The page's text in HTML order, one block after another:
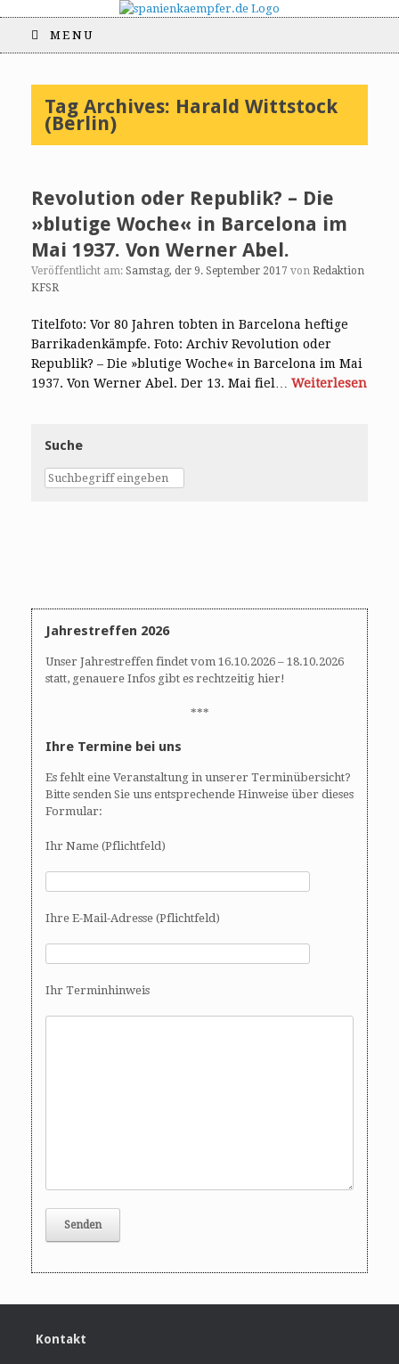
MENU
Tag Archives: Harald Wittstock
(Berlin)
Revolution oder Republik? – Die
»blutige Woche« in Barcelona im
Mai 1937. Von Werner Abel.
Veröffentlicht am: Samstag, der 9. September 2017 von Redaktion
KFSR
Titelfoto: Vor 80 Jahren tobten in Barcelona heftige
Barrikadenkämpfe. Foto: Archiv Revolution oder
Republik? – Die »blutige Woche« in Barcelona im Mai
1937. Von Werner Abel. Der 13. Mai fiel… Weiterlesen
Suche
Jahrestreffen 2026
Unser Jahrestreffen findet vom 16.10.2026 – 18.10.2026
statt, genauere Infos gibt es rechtzeitig hier!
***
Ihre Termine bei uns
Es fehlt eine Veranstaltung in unserer Terminübersicht?
Bitte senden Sie uns entsprechende Hinweise über dieses
Formular:
Ihr Name (Pflichtfeld)
Ihre E-Mail-Adresse (Pflichtfeld)
Ihr Terminhinweis
Kontakt